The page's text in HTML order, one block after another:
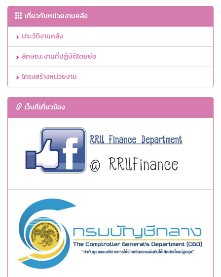
เกี่ยวกับหน่วยงานคลัง
ประวัติงานคลัง
ลักษณะงานที่ปฏิบัติโดยย่อ
โครงสร้างหน่วยงาน
เว็บที่เกี่ยวข้อง